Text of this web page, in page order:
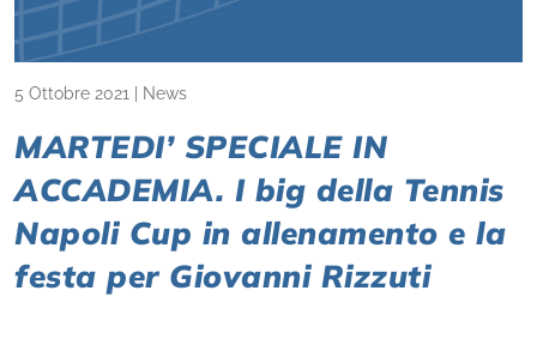
5 Ottobre 2021 News
MARTEDI’ SPECIALE IN
ACCADEMIA. I big della Tennis
Napoli Cup in allenamento e la
festa per Giovanni Rizzuti